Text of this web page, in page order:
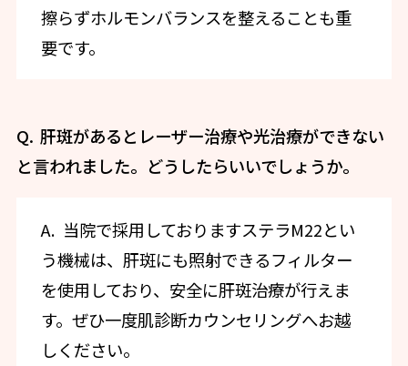
擦らずホルモンバランスを整えることも重
要です。
肝斑があるとレーザー治療や光治療ができない
と言われました。どうしたらいいでしょうか。
当院で採用しておりますステラM22とい
う機械は、肝斑にも照射できるフィルター
を使用しており、安全に肝斑治療が行えま
す。ぜひ一度肌診断カウンセリングへお越
しください。